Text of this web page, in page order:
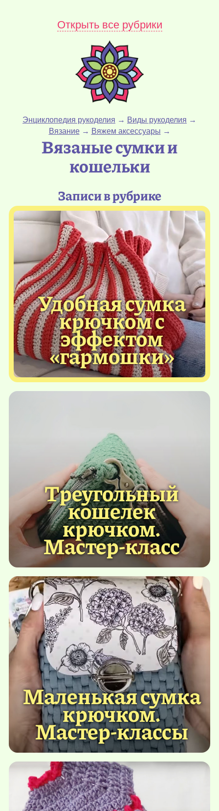
Открыть все рубрики
Энциклопедия рукоделия → Виды рукоделия →
Вязание→ Вяжем аксессуары →
Вязаные сумки и
кошельки
Записи в рубрике
Удобная сумка
крючком с
эффектом
«гармошки»
Треугольный
кошелек
крючком.
Мастер-класс
Маленькая сумка
крючком.
Мастер-классы